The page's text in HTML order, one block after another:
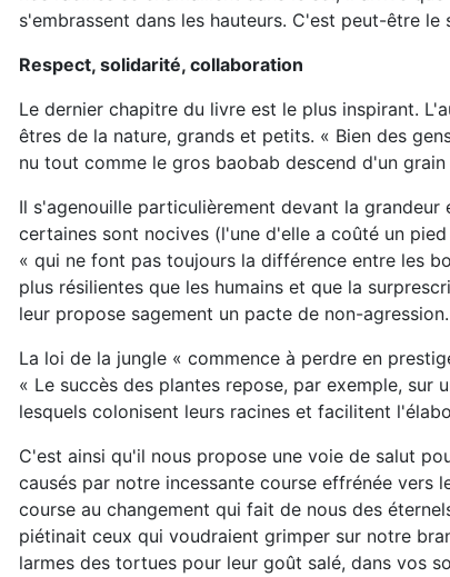
s'embrassent dans les hauteurs. C'est peut-être
Respect, solidarité, collaboration
Le dernier chapitre du livre est le plus inspirant.
êtres de la nature, grands et petits. « Bien des
nu tout comme le gros baobab descend d'un grain
Il s'agenouille particulièrement devant la
certaines sont nocives (l'une d'elle a coûté un
« qui ne font pas toujours la différence entre les
plus résilientes que les humains et que la
leur propose sagement un pacte de non-agression.
La loi de la jungle « commence à perdre en
« Le succès des plantes repose, par exemple,
lesquels colonisent leurs racines et facilitent
C'est ainsi qu'il nous propose une voie de salut
causés par notre incessante course effrénée
course au changement qui fait de nous des
piétinait ceux qui voudraient grimper sur notre
larmes des tortues pour leur goût salé, dans vos